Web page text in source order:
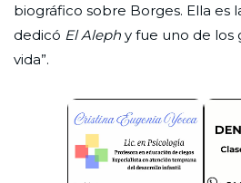
biográfico sobre Borges. Ella es
dedicó El Aleph y fue uno de los
vida”.